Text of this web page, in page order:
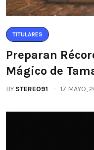
TITULARES
Preparan
Mágico de
BY STEREO91 17 MAYO,